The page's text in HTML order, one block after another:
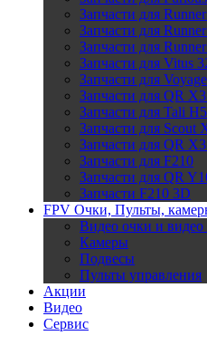
Запчасти для
Запчасти для
Запчасти для
Запчасти для Vitus
Запчасти для
Запчасти для QR
Запчасти для Tali
Запчасти для Scout
Запчасти для QR
Запчасти для F210
Запчасти для QR
Запчасти F210 3D
FPV Очки, Пульты,
Видео очки и
Камеры
Подвесы
Пульты управления
Акции
Видео
Сервис